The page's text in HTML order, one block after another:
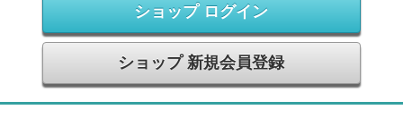
ショップ ログイン
ショップ 新規会員登録